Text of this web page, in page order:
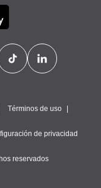
Términos de uso
de privacidad
reservados